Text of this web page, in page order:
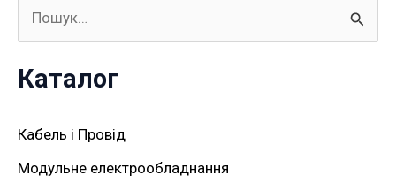
к
т
и
Каталог
Кабель і Провід
Модульне електрообладнання